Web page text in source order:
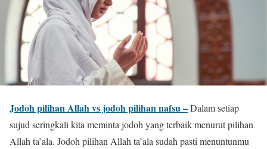
Jodoh pilihan Allah vs jodoh pilihan nafsu –Dalam setiap
sujud seringkali kita meminta jodoh yang terbaik menurut pilihan
Allah ta’ala. Jodoh pilihan Allah ta’ala sudah pasti menuntunmu